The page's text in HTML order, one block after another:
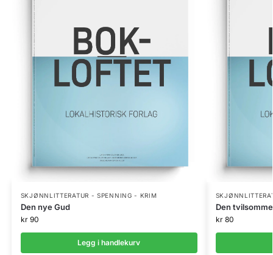
SKJØNNLITTERATUR - SPENNING - KRIM
Den nye Gud
kr90
Legg i handlekurv
Den
kr80